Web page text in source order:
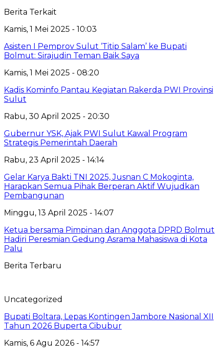
Berita Terkait
Kamis, 1 Mei 2025 - 10:03
Asisten I Pemprov Sulut ‘Titip Salam’ ke Bupati
Bolmut: Sirajudin Teman Baik Saya
Kamis, 1 Mei 2025 - 08:20
Kadis Kominfo Pantau Kegiatan Rakerda PWI Provinsi
Sulut
Rabu, 30 April 2025 - 20:30
Gubernur YSK, Ajak PWI Sulut Kawal Program
Strategis Pemerintah Daerah
Rabu, 23 April 2025 - 14:14
Gelar Karya Bakti TNI 2025, Jusnan C Mokoginta,
Harapkan Semua Pihak Berperan Aktif Wujudkan
Pembangunan
Minggu, 13 April 2025 - 14:07
Ketua bersama Pimpinan dan Anggota DPRD Bolmut
Hadiri Peresmian Gedung Asrama Mahasiswa di Kota
Palu
Berita Terbaru
Uncategorized
Bupati Boltara, Lepas Kontingen Jambore Nasional XII
Tahun 2026 Buperta Cibubur
Kamis, 6 Agu 2026 - 14:57